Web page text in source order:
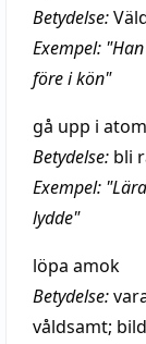
Betydelse:
Exempel:
före i kön"
gå upp i
Betydelse: bli
Exempel:
lydde"
löpa amok
Betydelse:
våldsamt;